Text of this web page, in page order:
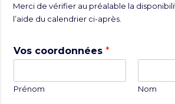
Merci de vérifier au préalable la
l’aide du calendrier ci-après.
Vos coordonnées*
Prénom Nom